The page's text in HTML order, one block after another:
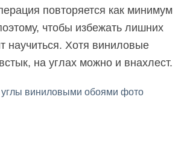
повторяется как минимум
чтобы избежать лишних
научиться. Хотя виниловые
на углах можно и внахлест.